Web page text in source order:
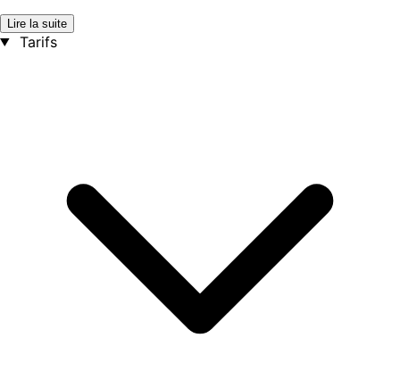
Lire la suite
Tarifs